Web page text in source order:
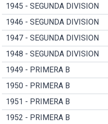
1945 - SEGUNDA DIVISION
1946 - SEGUNDA DIVISION
1947 - SEGUNDA DIVISION
1948 - SEGUNDA DIVISION
1949 - PRIMERA B
1950 - PRIMERA B
1951 - PRIMERA B
1952 - PRIMERA B